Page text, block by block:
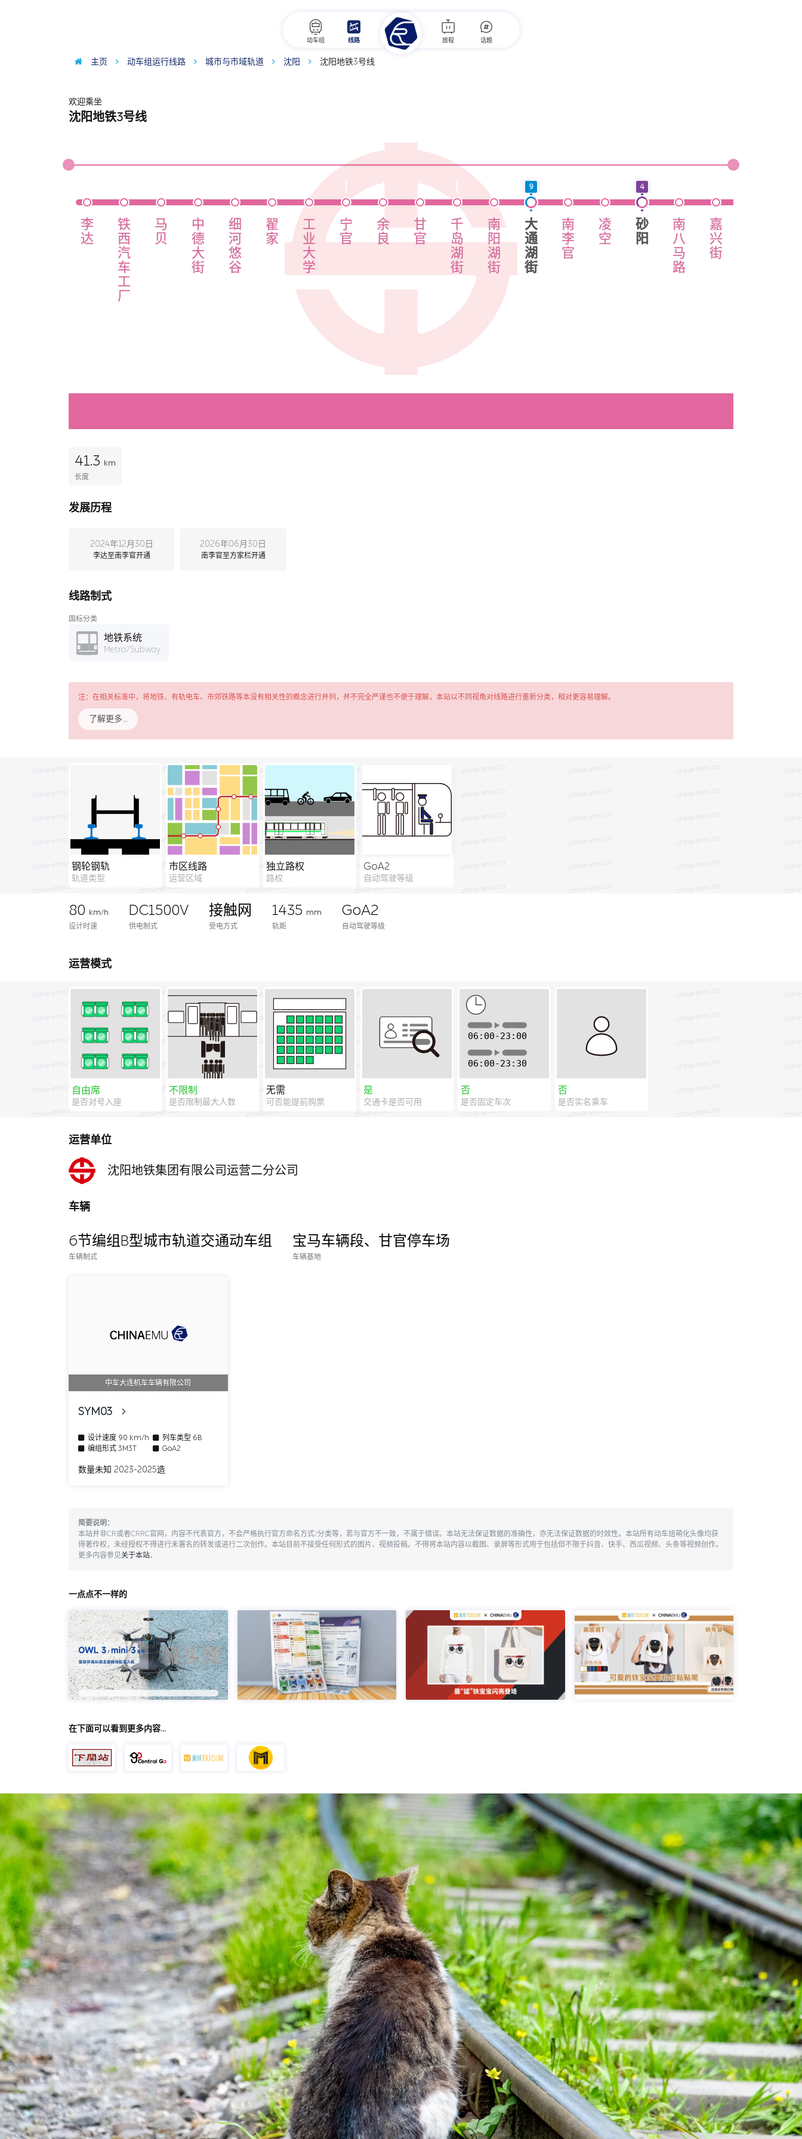
动车组 线路 旅程 话题
主页 动车组运行线路 城市与市域轨道 沈阳 沈阳地铁3号线
欢迎乘坐
沈阳地铁3号线
李
达
铁
西
汽
车
工
厂
马
贝
中
德
大
街
细
河
悠
谷
翟
家
工
业
大
学
宁
官
余
良
甘
官
千
岛
湖
街
南
阳
湖
街
9
大
通
湖
街
南
李
官
凌
空
4
砂
阳
南
八
马
路
嘉
兴
街
41.3 km
长度
发展历程
2024年12月30日
李达至南李官开通
2026年06月30日
南李官至方家栏开通
线路制式
国标分类
地铁系统
Metro/Subway
注：在相关标准中，将地铁、有轨电车、市郊铁路等本没有相关性的概念进行并列，并不完全严谨也不便于理解，本站以不同视角对线路进行重新分类，相对更容易理解。
了解更多…
钢轮钢轨
轨道类型
市区线路
运营区域
独立路权
路权
GoA2
自动驾驶等级
80 km/h
设计时速
DC1500V
供电制式
接触网
受电方式
1435 mm
轨距
GoA2
自动驾驶等级
运营模式
自由席
是否对号入座
不限制
是否限制最大人数
无需
可否能提前购票
是
交通卡是否可用
否
是否固定车次
否
是否实名乘车
运营单位
沈阳地铁集团有限公司运营二分公司
车辆
6节编组B型城市轨道交通动车组
车辆制式
宝马车辆段、甘官停车场
车辆基地
中车大连机车车辆有限公司
SYM03
设计速度 90 km/h 列车类型 6B
编组形式 3M3T GoA2
数量未知 2023-2025造
简要说明：
本站并非CR或者CRRC官网，内容不代表官方，不会严格执行官方命名方式/分类等，若与官方不一致，不属于错误。本站无法保证数据的准确性，亦无法保证数据的时效性。本站所有动车组萌化头像均获
得著作权，未经授权不得进行未署名的转发或进行二次创作。本站目前不接受任何形式的图片、视频投稿。不得将本站内容以截图、录屏等形式用于包括但不限于抖音、快手、西瓜视频、头条等视频创作。
更多内容参见关于本站。
一点点不一样的
在下面可以看到更多内容…